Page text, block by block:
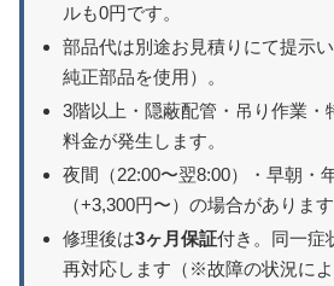
ルも0円です。
部品代は別途お見積りにて提示
純正部品を使用）。
3階以上・隠蔽配管・吊り作業・
料金が発生します。
夜間（22:00〜翌8:00）・早朝・
（+3,300円〜）の場合があります
修理後は3ヶ月保証付き。同一症
再対応します（※故障の状況に